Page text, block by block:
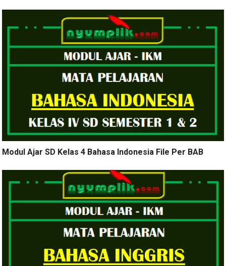
Modul Ajar SD Kelas 4 Bahasa Indonesia File Per BAB